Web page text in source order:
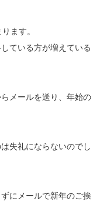
ます。
ている方が増えている
メールを送り、年始の
失礼にならないのでし
にメールで新年のご挨